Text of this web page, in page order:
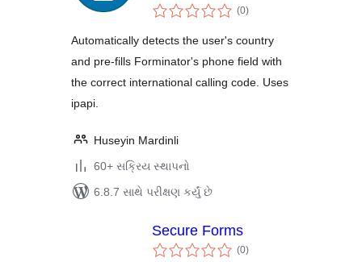
Forminator
(0કુલ
રેટિંગ્સ
)
Automatically detects the user's country
and pre-fills Forminator's phone field with
the correct international calling code. Uses
ipapi.
Huseyin Mardinli
60+ સક્રિય સ્થાપનો
6.8.7 સાથે પરીક્ષણ કર્યું છે
Secure Forms
(0કુલ
રેટિંગ્સ
)